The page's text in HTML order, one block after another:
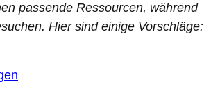
passende Ressourcen, während
Hier sind einige Vorschläge: